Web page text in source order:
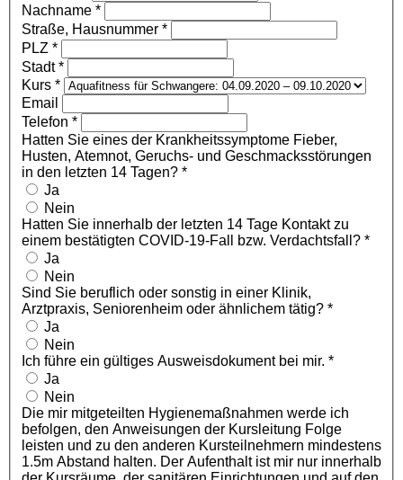
Nachname *
Straße, Hausnummer *
PLZ *
Stadt*
Kurs *
Email
Telefon *
Hatten Sie eines der Krankheitssymptome Fieber,
Husten, Atemnot, Geruchs- und Geschmacksstörungen
in den letzten 14 Tagen? *
Ja
Nein
Hatten Sie innerhalb der letzten 14 Tage Kontakt zu
einem bestätigten COVID-19-Fall bzw. Verdachtsfall? *
Ja
Nein
Sind Sie beruflich oder sonstig in einer Klinik,
Arztpraxis, Seniorenheim oder ähnlichem tätig? *
Ja
Nein
Ich führe ein gültiges Ausweisdokument bei mir. *
Ja
Nein
Die mir mitgeteilten Hygienemaßnahmen werde ich
befolgen, den Anweisungen der Kursleitung Folge
leisten und zu den anderen Kursteilnehmern mindestens
1.5m Abstand halten. Der Aufenthalt ist mir nur innerhalb